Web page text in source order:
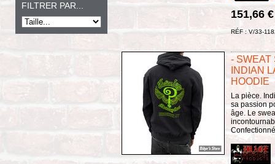
FILTRER PAR...
151,66
RÉF : V/33-
- SWEAT
INDIAN
HOODIE
La pièce.
sa passion
âge. Le